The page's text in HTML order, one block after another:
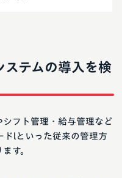
ステムの導入を検
フト管理・給与管理など
ドlといった従来の管理方
す。